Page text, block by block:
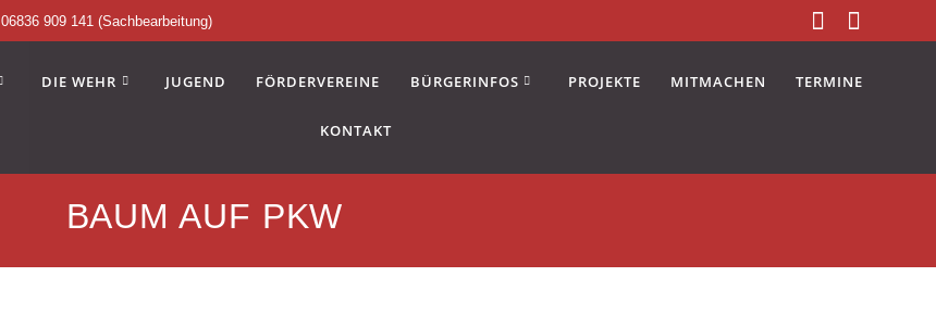
06836 909 141 (Sachbearbeitung)
DIE WEHR JUGEND FÖRDERVEREINE BÜRGERINFOS PROJEKTE MITMACHEN TERMINE
KONTAKT
BAUM AUF PKW